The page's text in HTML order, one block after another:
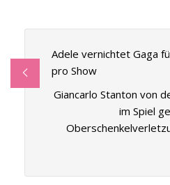
Adele vernichtet Gaga
pro Show
Giancarlo Stanton von
im Spiel